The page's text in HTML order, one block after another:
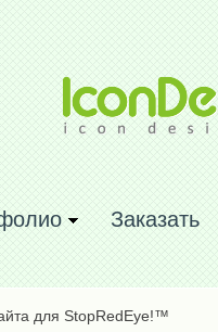
Заказать
для StopRedEye!™